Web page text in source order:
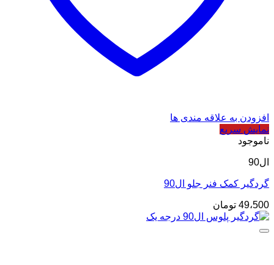
افزودن به علاقه مندی ها
نمایش سریع
ناموجود
ال90
گردگیر کمک فنر جلو ال90
49،500 تومان